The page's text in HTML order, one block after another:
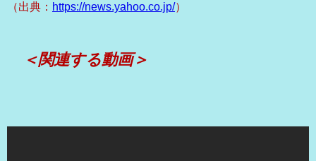
（出典： https://news.yahoo.co.jp/）
＜関連する動画＞